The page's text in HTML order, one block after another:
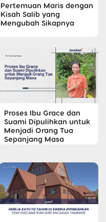
Pertemuan Maris dengan
Kisah Salib yang
Mengubah Sikapnya
Proses Ibu Grace dan
Suami Dipulihkan untuk
Menjadi Orang Tua
Sepanjang Masa